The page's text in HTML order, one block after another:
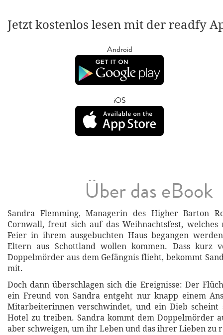
Jetzt kostenlos lesen mit der readfy
Android
iOS
Über das eBook
Sandra Flemming, Managerin des Higher Barton
Cornwall, freut sich auf das Weihnachtsfest,
Feier in ihrem ausgebuchten Haus begangen
Eltern aus Schottland wollen kommen. Dass kurz
Doppelmörder aus dem Gefängnis flieht, bekommt
mit.
Doch dann überschlagen sich die Ereignisse: Der
ein Freund von Sandra entgeht nur knapp einem
Mitarbeiterinnen verschwindet, und ein Dieb scheint
Hotel zu treiben. Sandra kommt dem Doppelmörder
aber schweigen, um ihr Leben und das ihrer Lieben zu